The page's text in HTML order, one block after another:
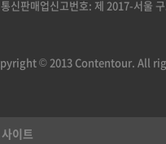
통신판매업신고번호: 제 2017-서울
© 2013 Contentour. All
이트